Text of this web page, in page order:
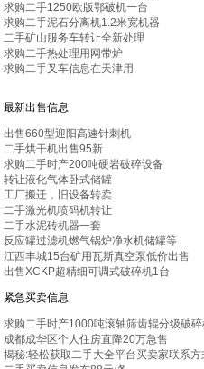
求购二手1250欧版鄂破机一台
求购二手泥石分离机1.2米宽机器
二手矿山服务车转让全新处理
求购二手热处理用网带炉
求购二手叉车信息在天津用
最新出售信息
出售660型迎阳高速针刺机
二手烘干机出售95新
求购二手时产200吨硬岩破碎设备
转让液化气体卧式储罐
工厂搬迁，旧设备转卖
二手激光机喷码机转让
二手水泥砖机器一套
反应罐过滤机燃气锅炉净水机储罐等
江西丰城15台矿用瓦斯真空泵低价出售
出售XCKP超精细可调式破碎机1台
紧急买卖信息
求购二手时产1000吨滚轴筛齿辊分级破
成都成华区个人住房直降20万急售
揭秘:轻松获取二手大全平台买卖家联系方